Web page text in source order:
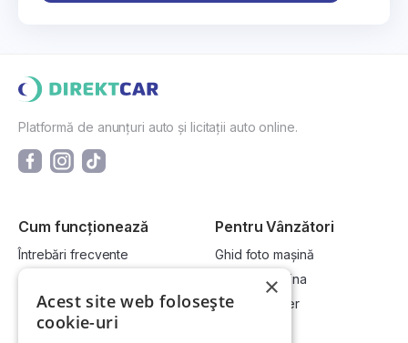
Platformă de anunțuri auto și licitații auto online.
Cum funcționează
Întrebări frecvente
Cum vând la licitație?
Pentru Vânzători
Ghid foto mașină
Vinde-ți mașina
Devino dealer
×
Acest site web folosește
cookie-uri